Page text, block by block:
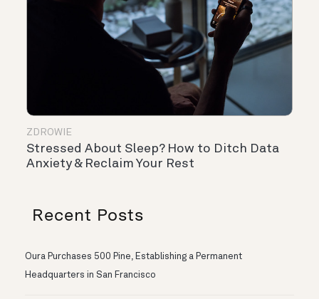
ZDROWIE
Stressed About Sleep? How to Ditch Data
Anxiety & Reclaim Your Rest
Recent Posts
Oura Purchases 500 Pine, Establishing a Permanent
Headquarters in San Francisco